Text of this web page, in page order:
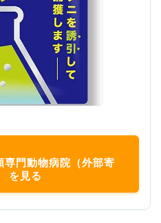
門動物病院（外部寄
を見る